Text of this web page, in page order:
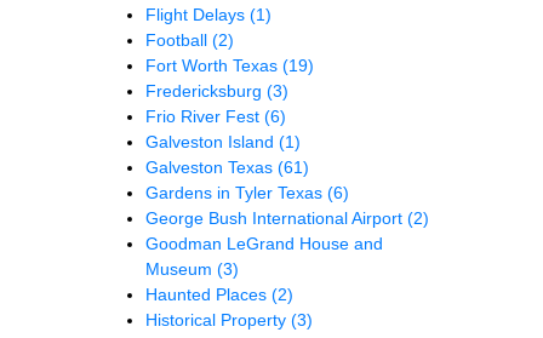
Flight Delays (1)
Football (2)
Fort Worth Texas (19)
Fredericksburg (3)
Frio River Fest (6)
Galveston Island (1)
Galveston Texas (61)
Gardens in Tyler Texas (6)
George Bush International Airport (2)
Goodman LeGrand House and
Museum (3)
Haunted Places (2)
Historical Property (3)